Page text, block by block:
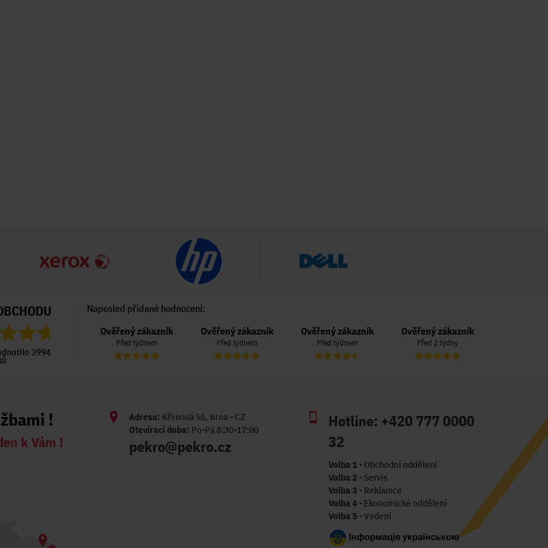
3994
Naposled přidané hodnocení:
Ověřený zákazník
Před 6 dny
Ověřený zákazník
Před týdnem
Ověřený zákazník
Před týdnem
Ověřený zákazník
Před týdnem
Ověřený zákazník
Před 2 týdny
!
k Vám !
Adresa: Křenová 56, Brno - CZ
Otevírací doba: Po-Pá 8:30-17:00
pekro@pekro.cz
Hotline: +420 777 0000
32
Volba 1 - Obchodní oddělení
Volba 2 - Servis
Volba 3 - Reklamce
Volba 4 - Ekonomické oddělení
Volba 5 - Vedení
Інформація українською